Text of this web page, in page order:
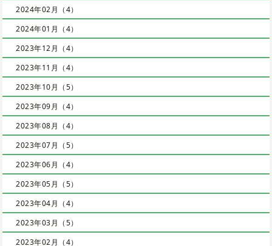
2024年02月（4）
2024年01月（4）
2023年12月（4）
2023年11月（4）
2023年10月（5）
2023年09月（4）
2023年08月（4）
2023年07月（5）
2023年06月（4）
2023年05月（5）
2023年04月（4）
2023年03月（5）
2023年02月（4）